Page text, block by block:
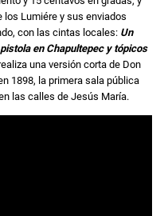
los Lumiére y sus enviados
con las cintas locales: Un
en Chapultepec y tópicos
una versión corta de Don
1898, la primera sala pública
las calles de Jesús María.